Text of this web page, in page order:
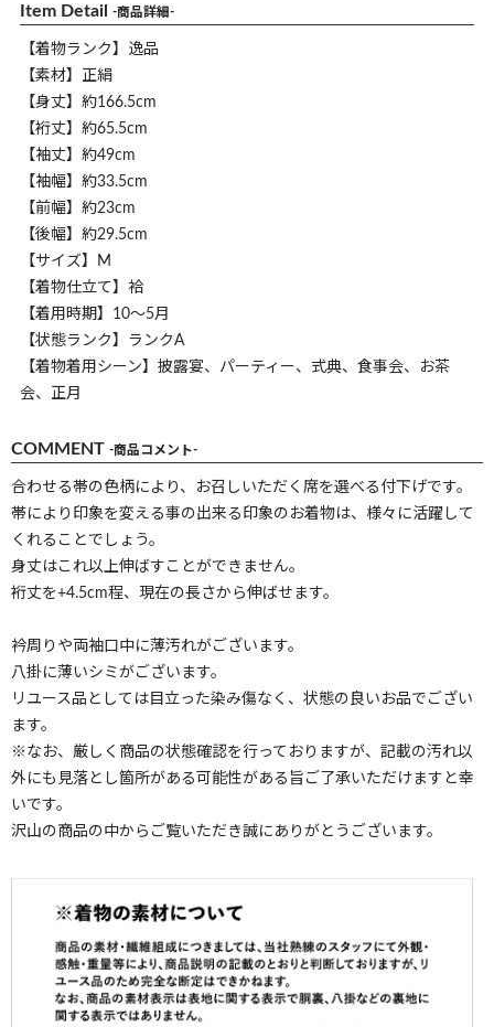
Item Detail -商品詳細-
【着物ランク】逸品
【素材】正絹
【身丈】約166.5cm
【裄丈】約65.5cm
【袖丈】約49cm
【袖幅】約33.5cm
【前幅】約23cm
【後幅】約29.5cm
【サイズ】M
【着物仕立て】袷
【着用時期】10～5月
【状態ランク】ランクA
【着物着用シーン】披露宴、パーティー、式典、食事会、お茶
会、正月
COMMENT -商品コメント-
合わせる帯の色柄により、お召しいただく席を選べる付下げです。
帯により印象を変える事の出来る印象のお着物は、様々に活躍して
くれることでしょう。
身丈はこれ以上伸ばすことができません。
裄丈を+4.5cm程、現在の長さから伸ばせます。
衿周りや両袖口中に薄汚れがございます。
八掛に薄いシミがございます。
リユース品としては目立った染み傷なく、状態の良いお品でござい
ます。
※なお、厳しく商品の状態確認を行っておりますが、記載の汚れ以
外にも見落とし箇所がある可能性がある旨ご了承いただけますと幸
いです。
沢山の商品の中からご覧いただき誠にありがとうございます。